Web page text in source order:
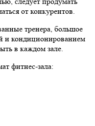
от конкурентов.
тренера, большое
и кондиционированием
в каждом зале.
фитнес-зала: